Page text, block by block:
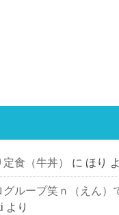
食（牛丼） に ほり
ループ笑ｎ（えん）
より